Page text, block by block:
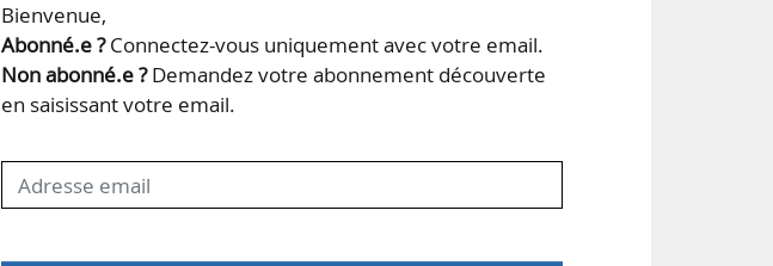
Bienvenue,
Abonné.e ?Connectez-vous uniquement avec votre email.
Non abonné.e ?Demandez votre abonnement découverte
en saisissant votre email.